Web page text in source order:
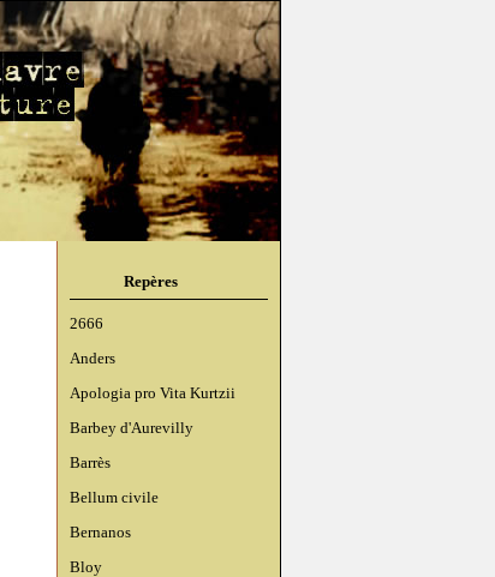
Repères
2666
Anders
Apologia pro Vita Kurtzii
Barbey d'Aurevilly
Barrès
Bellum civile
Bernanos
Bloy